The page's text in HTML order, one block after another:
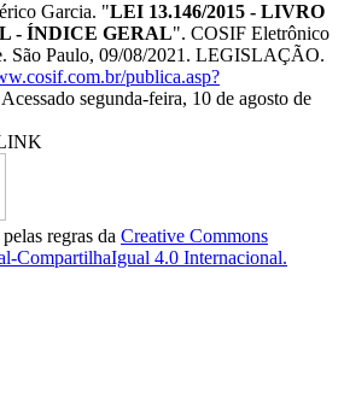
Garcia. "LEI 13.146/2015 - LIVRO
- ÍNDICE GERAL". COSIF Eletrônico
São Paulo, 09/08/2021. LEGISLAÇÃO.
publica.asp?
Acessado segunda-feira, 10 de agosto de
regras da Creative Commons
CompartilhaIgual 4.0 Internacional.